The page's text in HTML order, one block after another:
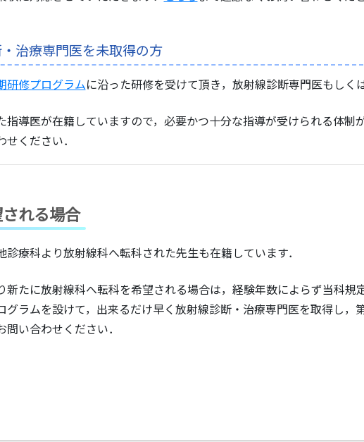
治療専門医を未取得の方
研修プログラムに沿った研修を受けて頂き，放射線診断専門医もしく
指導医が在籍していますので，必要かつ十分な指導が受けられる体制
ください．
れる場合
診療科より放射線科へ転科された先生も在籍しています．
新たに放射線科へ転科を希望される場合は，経験年数によらず当科規
グラムを設けて，出来るだけ早く放射線診断・治療専門医を取得し
問い合わせください．